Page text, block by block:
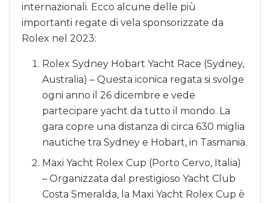
internazionali. Ecco alcune delle più
importanti regate di vela sponsorizzate da
Rolex nel 2023:
Rolex Sydney Hobart Yacht Race (Sydney,
Australia) – Questa iconica regata si svolge
ogni anno il 26 dicembre e vede
partecipare yacht da tutto il mondo. La
gara copre una distanza di circa 630 miglia
nautiche tra Sydney e Hobart, in Tasmania.
Maxi Yacht Rolex Cup (Porto Cervo, Italia)
– Organizzata dal prestigioso Yacht Club
Costa Smeralda, la Maxi Yacht Rolex Cup è